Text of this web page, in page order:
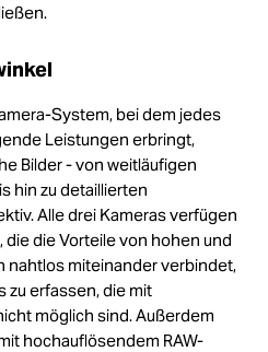
System, bei dem jedes
Leistungen erbringt,
Bilder - von weitläufigen
hin zu detaillierten
Alle drei Kameras verfügen
die die Vorteile von hohen und
nahtlos miteinander verbindet,
zu erfassen, die mit
möglich sind. Außerdem
hochauflösendem RAW-